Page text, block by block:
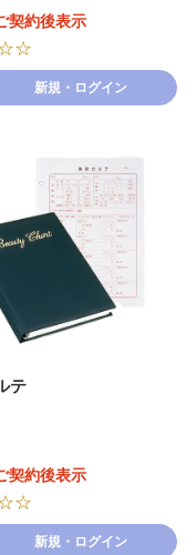
契約後表示
新規・ログイン
テ
契約後表示
新規・ログイン